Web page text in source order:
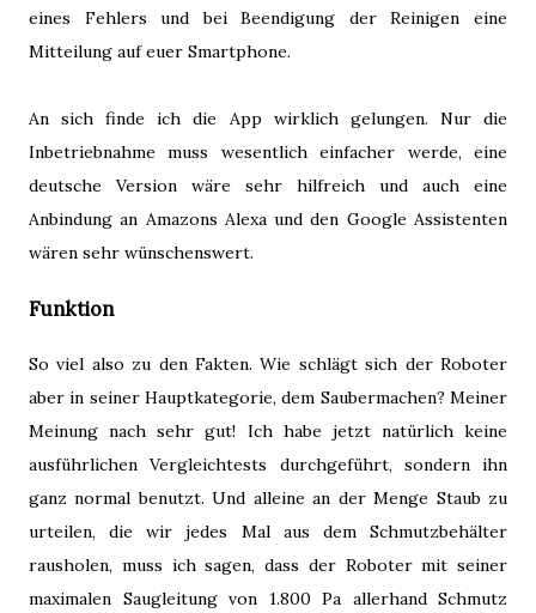
eines Fehlers und bei Beendigung der Reinigen eine
Mitteilung auf euer Smartphone.
An sich finde ich die App wirklich gelungen. Nur die
Inbetriebnahme muss wesentlich einfacher werde, eine
deutsche Version wäre sehr hilfreich und auch eine
Anbindung an Amazons Alexa und den Google Assistenten
wären sehr wünschenswert.
Funktion
So viel also zu den Fakten. Wie schlägt sich der Roboter
aber in seiner Hauptkategorie, dem Saubermachen? Meiner
Meinung nach sehr gut! Ich habe jetzt natürlich keine
ausführlichen Vergleichtests durchgeführt, sondern ihn
ganz normal benutzt. Und alleine an der Menge Staub zu
urteilen, die wir jedes Mal aus dem Schmutzbehälter
rausholen, muss ich sagen, dass der Roboter mit seiner
maximalen Saugleitung von 1.800 Pa allerhand Schmutz